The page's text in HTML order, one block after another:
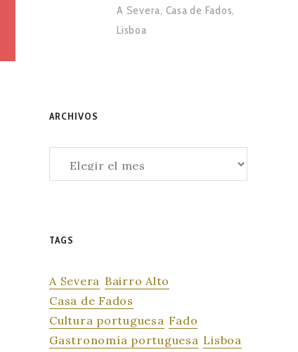
A Severa, Casa de Fados,
Lisboa
ARCHIVOS
TAGS
A Severa Bairro Alto
Casa de Fados
Cultura portuguesa Fado
Gastronomía portuguesa Lisboa